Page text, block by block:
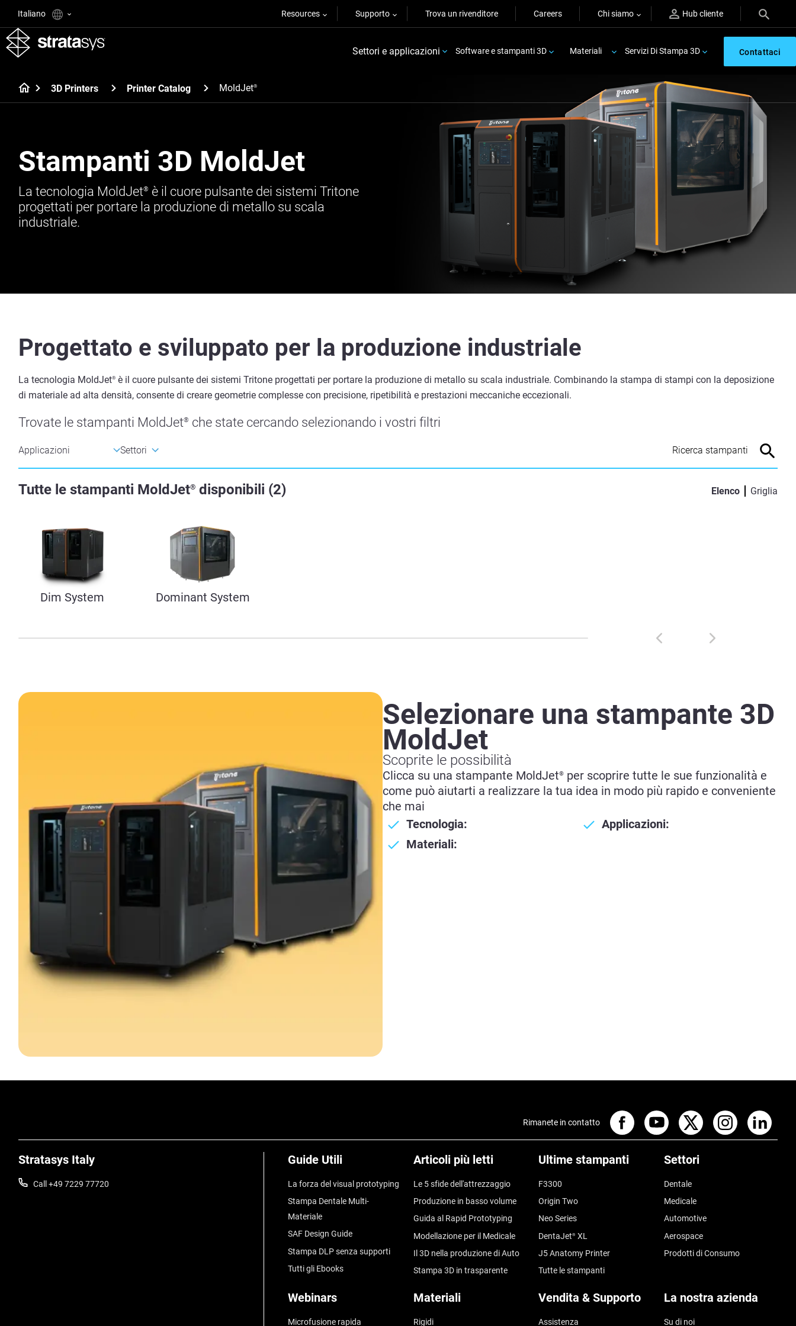
Italiano Resources Supporto Trova un rivenditore Careers Chi siamo Hub cliente
Settori e applicazioni Software e stampanti 3D Materiali Servizi Di Stampa 3D Contattaci
3D Printers Printer Catalog MoldJet®
Stampanti 3D MoldJet
La tecnologia MoldJet®è il cuore pulsante dei sistemi Tritone
progettati per portare la produzione di metallo su scala
industriale.
Progettato e sviluppato per la produzione industriale
La tecnologia MoldJet® è il cuore pulsante dei sistemi Tritone progettati per portare la produzione di metallo su scala industriale. Combinando la stampa di stampi con la deposizione
di materiale ad alta densità, consente di creare geometrie complesse con precisione, ripetibilità e prestazioni meccaniche eccezionali.
Trovate le stampanti MoldJet® che state cercando selezionando i vostri filtri
Tutte le stampanti MoldJet® disponibili (2) Elenco Griglia
Dim System Dominant System
Selezionare una stampante 3D
MoldJet
Scoprite le possibilità
Clicca su una stampante MoldJet® per scoprire tutte le sue funzionalità e
come può aiutarti a realizzare la tua idea in modo più rapido e conveniente
che mai
Tecnologia:
Applicazioni:
Materiali:
Stratasys Italy
Call +49 7229 77720
Guide Utili
La forza del visual prototyping
Stampa Dentale Multi-
Materiale
SAF Design Guide
Stampa DLP senza supporti
Tutti gli Ebooks
Articoli più letti
Le 5 sfide dell'attrezzaggio
Produzione in basso volume
Guida al Rapid Prototyping
Modellazione per il Medicale
Il 3D nella produzione di Auto
Stampa 3D in trasparente
Ultime stampanti
F3300
Origin Two
Neo Series
DentaJet® XL
J5 Anatomy Printer
Tutte le stampanti
Settori
Dentale
Medicale
Automotive
Aerospace
Prodotti di Consumo
Webinars
Microfusione rapida
Materiali
Rigidi
Vendita & Supporto
Assistenza
La nostra azienda
Su di noi
Rimanete in contatto